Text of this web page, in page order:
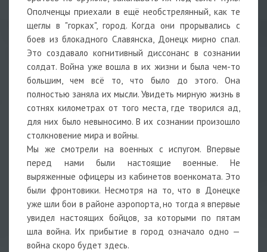
Ополченцы приехали в ещё необстрелянный, как те
щеглы в "горках", город. Когда они прорывались с
боев из блокадного Славянска, Донецк мирно спал.
Это создавало когнитивный диссонанс в сознании
солдат. Война уже вошла в их жизни и была чем-то
большим, чем всё то, что было до этого. Она
полностью заняла их мысли. Увидеть мирную жизнь в
сотнях километрах от того места, где творился ад,
для них было невыносимо. В их сознании произошло
столкновение мира и войны.
Мы же смотрели на военных с испугом. Впервые
перед нами были настоящие военные. Не
выряженные офицеры из кабинетов военкомата. Это
были фронтовики. Несмотря на то, что в Донецке
уже шли бои в районе аэропорта, но тогда я впервые
увидел настоящих бойцов, за которыми по пятам
шла война. Их прибытие в город означало одно —
война скоро будет здесь.